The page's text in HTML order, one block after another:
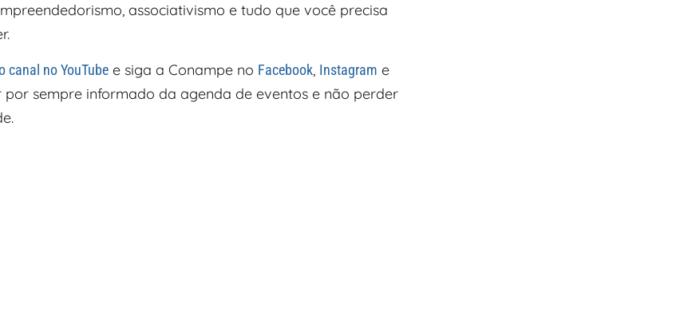
associativismo e tudo que você precisa
canal no YouTube e siga a Conampe no Facebook, Instagram e
sempre informado da agenda de eventos e não perder